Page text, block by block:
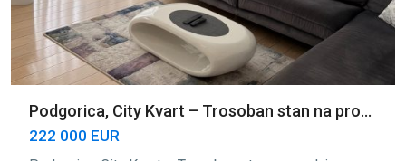
Podgorica, City Kvart – Trosoban stan na pro...
222 000 EUR